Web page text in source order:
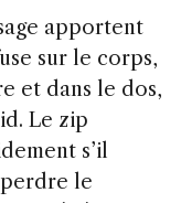
apportent
sur le corps,
et dans le dos,
Le zip
s’il
le